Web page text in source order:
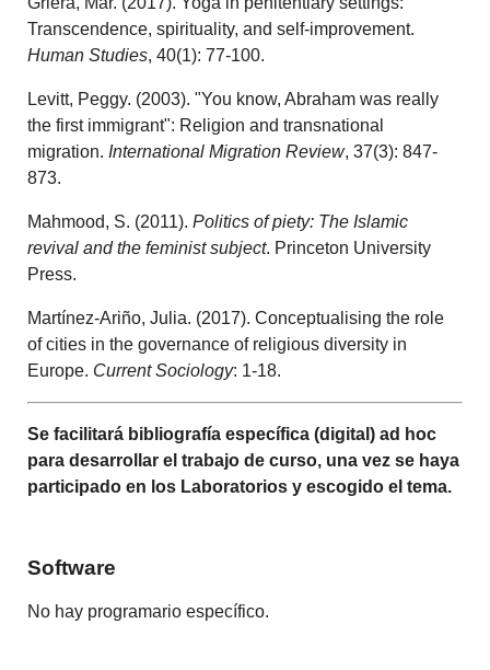
Transcendence, spirituality, and self-improvement.
Human Studies, 40(1): 77-100.
Levitt, Peggy. (2003). "You know, Abraham was really
the first immigrant": Religion and transnational
migration. International Migration Review, 37(3): 847-
873.
Mahmood, S. (2011).Politics of piety: The Islamic
revival and the feminist subject. Princeton University
Press.
Martínez-Ariño, Julia. (2017). Conceptualising the role
of cities in the governance of religious diversity in
Europe. Current Sociology: 1-18.
Se facilitará bibliografía específica (digital) ad hoc
para desarrollar el trabajo de curso, una vez se haya
participado en los Laboratorios y escogido el tema.
Software
No hay programario específico.